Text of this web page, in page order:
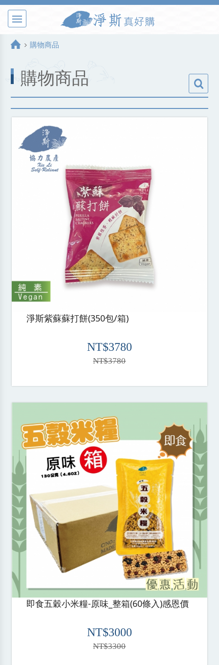
購物商品
購物商品
淨斯紫蘇蘇打餅(350包/箱)
NT$3780
NT$3780
即食五穀小米糧-原味_整箱(60條入)感恩價
NT$3000
NT$3300